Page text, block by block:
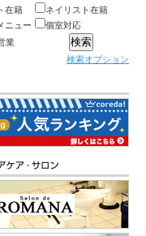
在籍
ネイリスト在籍
ニュー
個室対応
業
検索オプション